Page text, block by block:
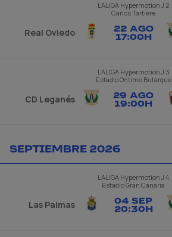
LALIGA Hypermotion J 2
Carlos Tartiere
Real Oviedo 22 AGO
17:00H
LALIGA Hypermotion J 3
Estadio Ontime Butarque
CD Leganés 29 AGO
19:00H
SEPTIEMBRE 2026
LALIGA Hypermotion J 4
Estadio Gran Canaria
Las Palmas 04 SEP
20:30H